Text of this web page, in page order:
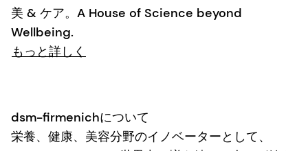
美 & ケア。A House of Science beyond
Wellbeing.
もっと詳しく
dsm-firmenichについて
栄養、健康、美容分野のイノベーターとして、